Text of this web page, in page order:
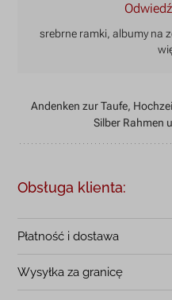
srebrne ramki, albumy na
Andenken zur Taufe,
Silber Rahmen
Obsługa klienta:
Płatność i dostawa
Wysyłka za granicę